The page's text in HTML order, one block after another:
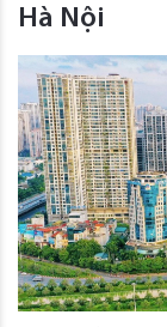
Hà Nội